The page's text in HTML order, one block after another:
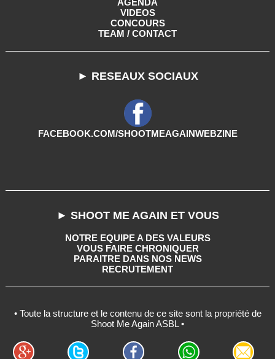
AGENDA
VIDEOS
CONCOURS
TEAM / CONTACT
► RESEAUX SOCIAUX
FACEBOOK.COM/SHOOTMEAGAINWEBZINE
► SHOOT ME AGAIN ET VOUS
NOTRE EQUIPE A DES VALEURS
VOUS FAIRE CHRONIQUER
PARAITRE DANS NOS NEWS
RECRUTEMENT
• Toute la structure et le contenu de ce site sont la propriété de
Shoot Me Again ASBL •